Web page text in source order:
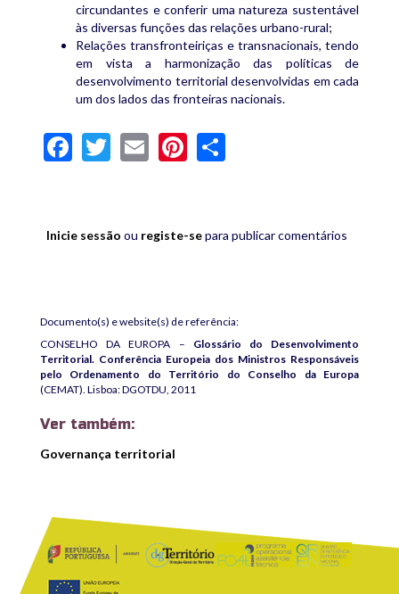
circundantes e conferir uma natureza sustentável
às diversas funções das relações urbano-rural;
Relações transfronteiriças e transnacionais, tendo
em vista a harmonização das políticas de
desenvolvimento territorial desenvolvidas em cada
um dos lados das fronteiras nacionais.
Facebook
Twitter
EmailPinterest
Inicie sessão ou registe-separa publicar comentários
Documento(s) e website(s) de referência:
CONSELHO DA EUROPA – Glossário do Desenvolvimento
Territorial. Conferência Europeia dos Ministros Responsáveis
pelo Ordenamento do Território do Conselho da Europa
(CEMAT). Lisboa: DGOTDU, 2011
Ver também:
Governança territorial